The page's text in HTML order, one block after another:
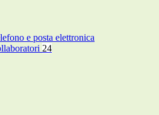
e posta elettronica
24